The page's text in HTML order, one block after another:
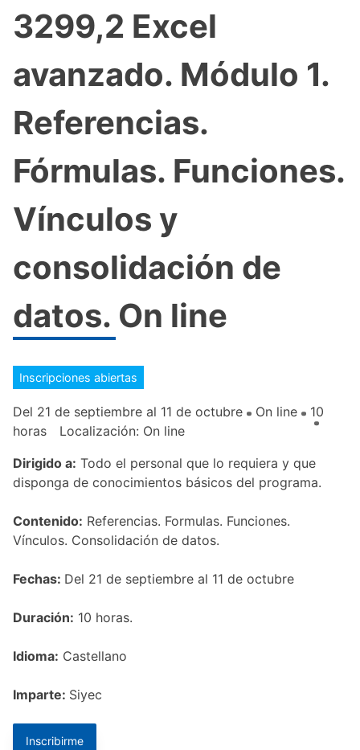
3299,2 Excel
avanzado. Módulo 1.
Referencias.
Fórmulas. Funciones.
Vínculos y
consolidación de
datos. On line
Inscripciones abiertas
Del 21 de septiembre al 11 de octubre On line
10
horas
Localización: On line
Dirigido a: Todo el personal que lo requiera y que
disponga de conocimientos básicos del programa.
Contenido: Referencias. Formulas. Funciones.
Vínculos. Consolidación de datos.
Fechas: Del 21 de septiembre al 11 de octubre
Duración: 10 horas.
Idioma: Castellano
Imparte: Siyec
Inscribirme